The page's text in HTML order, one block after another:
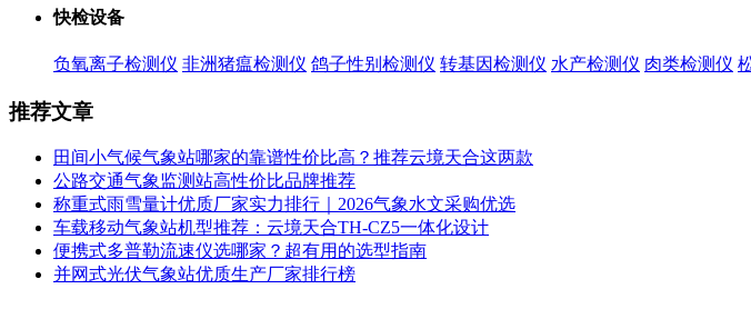
快检设备
负氧离子检测仪 非洲猪瘟检测仪 鸽子性别检测仪 转基因检测仪 水产检测仪 肉类检测仪
推荐文章
田间小气候气象站哪家的靠谱性价比高？推荐云境天合这两款
公路交通气象监测站高性价比品牌推荐
称重式雨雪量计优质厂家实力排行｜2026气象水文采购优选
车载移动气象站机型推荐：云境天合TH-CZ5一体化设计
便携式多普勒流速仪选哪家？超有用的选型指南
并网式光伏气象站优质生产厂家排行榜